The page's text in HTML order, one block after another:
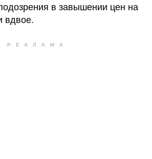
в завышении цен на
вдвое.